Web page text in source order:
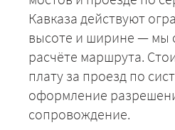
Кавказа действуют
высоте и ширине — мы
расчёте маршрута.
плату за проезд по
оформление
сопровождение.
+7